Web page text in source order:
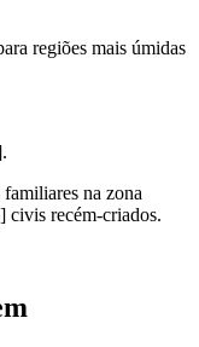
regiões mais úmidas
na zona
civis recém-criados.